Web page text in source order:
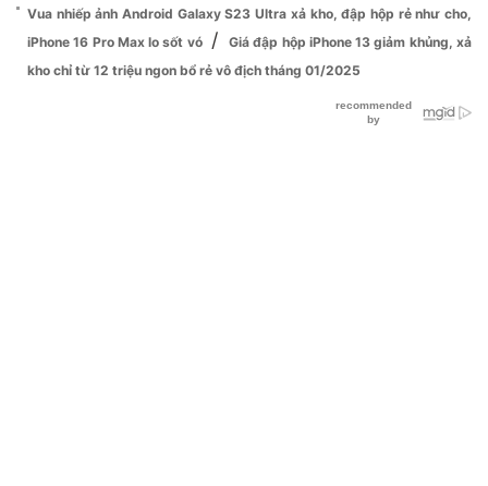
Vua nhiếp ảnh Android Galaxy S23 Ultra xả kho, đập hộp rẻ như cho,
iPhone 16 Pro Max lo sốt vó /
Giá đập hộp iPhone 13 giảm khủng, xả
kho chỉ từ 12 triệu ngon bổ rẻ vô địch tháng 01/2025